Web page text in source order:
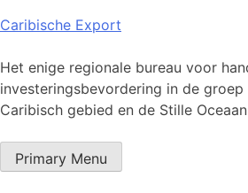
Skip
content
Caribische Export
Het enige regionale bureau voor
investeringsbevordering in de
Caribisch gebied en de Stille
Primary Menu